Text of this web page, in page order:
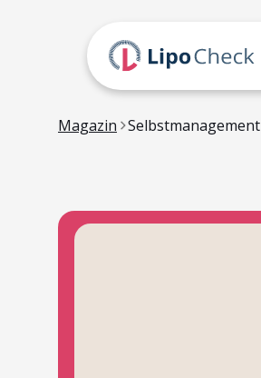
Magazin Selbstmanagement